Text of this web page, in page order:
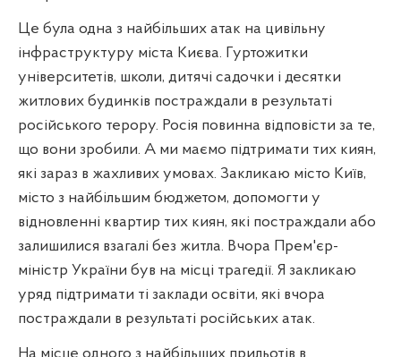
Це була одна з найбільших атак на цивільну
інфраструктуру міста Києва. Гуртожитки
університетів, школи, дитячі садочки і десятки
житлових будинків постраждали в результаті
російського терору. Росія повинна відповісти за те,
що вони зробили. А ми маємо підтримати тих киян,
які зараз в жахливих умовах. Закликаю місто Київ,
місто з найбільшим бюджетом, допомогти у
відновленні квартир тих киян, які постраждали або
залишилися взагалі без житла. Вчора Прем'єр-
міністр України був на місці трагедії. Я закликаю
уряд підтримати ті заклади освіти, які вчора
постраждали в результаті російських атак.
На місце одного з найбільших прильотів в